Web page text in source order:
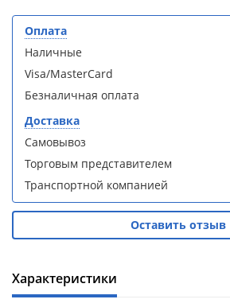
(витрина)
ограждение
WELTWASSER
WW500 С
100/159
1000х1000х1590
(витрина)
Все
новинки
(витрина)
ограждение
WELTWASSER
WW500 С
100/159
1000х1000х1590
(витрина)
Все
акции
Оплата
Наличные
Visa/MasterCard
Безналичная оплата
Доставка
Самовывоз
Торговым представителем
Транспортной компанией
Оставить отзыв
Характеристики